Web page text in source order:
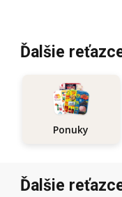
Ďalšie
Ponuky
Ďalšie